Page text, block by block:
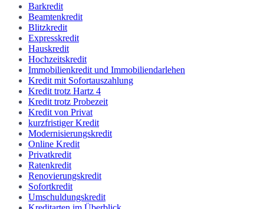
Barkredit
Beamtenkredit
Blitzkredit
Expresskredit
Hauskredit
Hochzeitskredit
Immobilienkredit und Immobiliendarlehen
Kredit mit Sofortauszahlung
Kredit trotz Hartz 4
Kredit trotz Probezeit
Kredit von Privat
kurzfristiger Kredit
Modernisierungskredit
Online Kredit
Privatkredit
Ratenkredit
Renovierungskredit
Sofortkredit
Umschuldungskredit